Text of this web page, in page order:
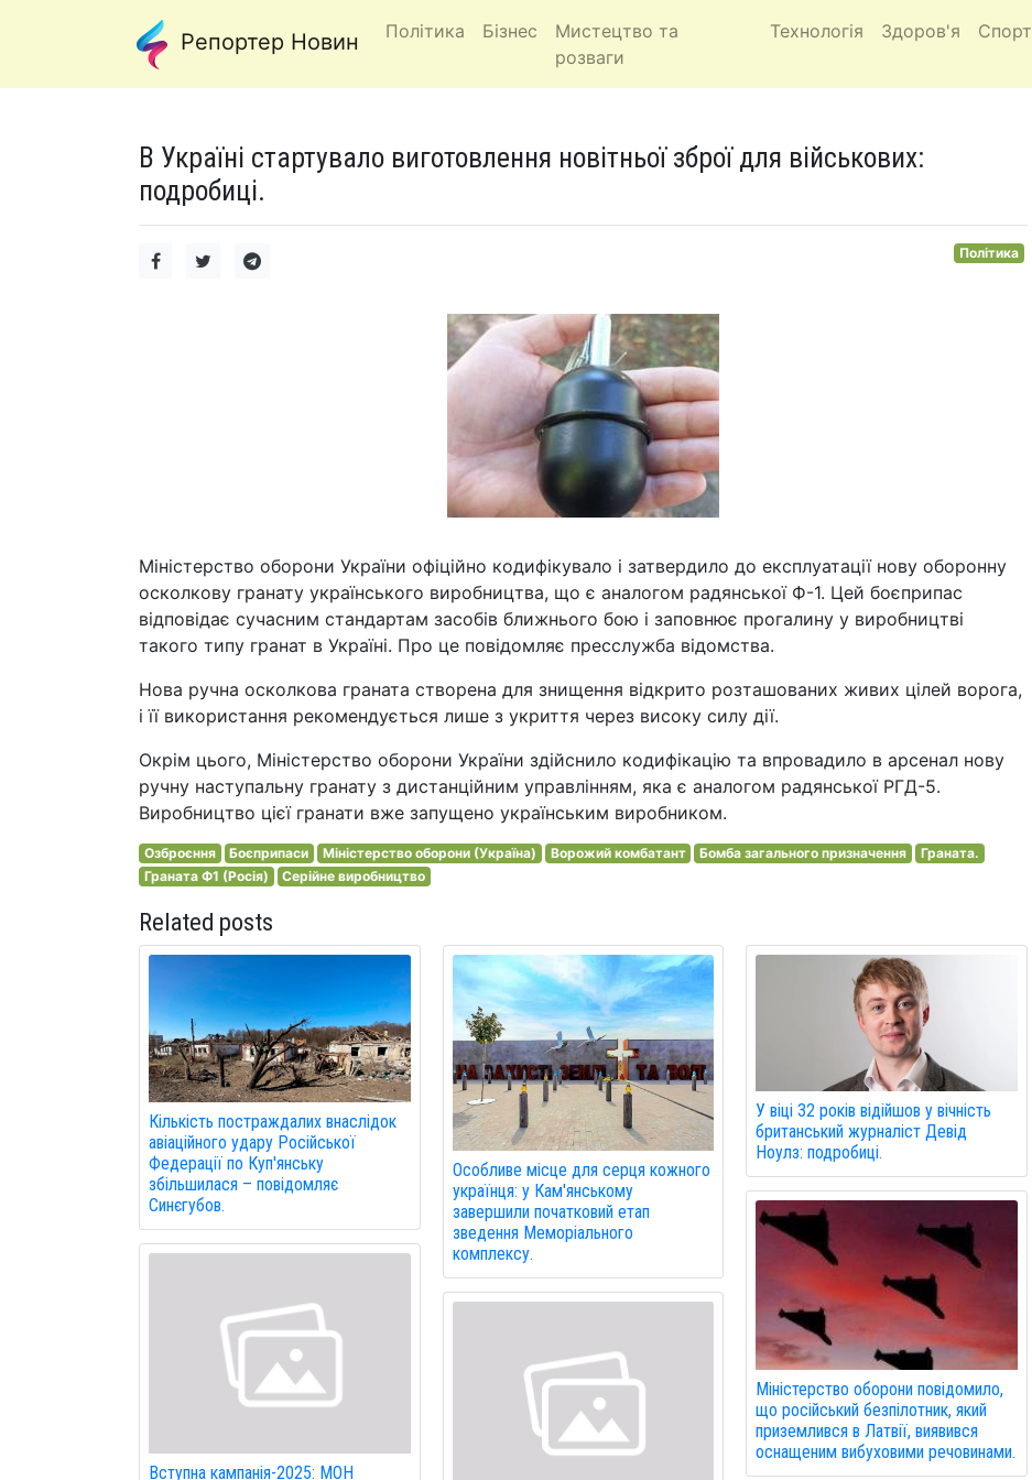
Репортер Новин Політика Бізнес
Мистецтво та
розваги
Технологія Здоров'я Спорт
В Україні стартувало виготовлення новітньої зброї для військових:
подробиці.
Політика
Міністерство оборони України офіційно кодифікувало і затвердило до експлуатації нову оборонну
осколкову гранату українського виробництва, що є аналогом радянської Ф-1. Цей боєприпас
відповідає сучасним стандартам засобів ближнього бою і заповнює прогалину у виробництві
такого типу гранат в Україні. Про це повідомляє пресслужба відомства.
Нова ручна осколкова граната створена для знищення відкрито розташованих живих цілей ворога,
і її використання рекомендується лише з укриття через високу силу дії.
Окрім цього, Міністерство оборони України здійснило кодифікацію та впровадило в арсенал нову
ручну наступальну гранату з дистанційним управлінням, яка є аналогом радянської РГД-5.
Виробництво цієї гранати вже запущено українським виробником.
Озброєння Боєприпаси Міністерство оборони (Україна) Ворожий комбатант Бомба загального призначення
Граната.
Граната Ф1 (Росія)
Серійне виробництво
Related posts
Кількість постраждалих внаслідок
авіаційного удару Російської
Федерації по Куп'янську
збільшилася – повідомляє
Синєгубов.
Вступна кампанія-2025: МОН
Особливе місце для серця кожного
українця: у Кам'янському
завершили початковий етап
зведення Меморіального
комплексу.
У віці 32 років відійшов у вічність
британський журналіст Девід
Ноулз: подробиці.
Міністерство оборони повідомило,
що російський безпілотник, який
приземлився в Латвії, виявився
оснащеним вибуховими речовинами.